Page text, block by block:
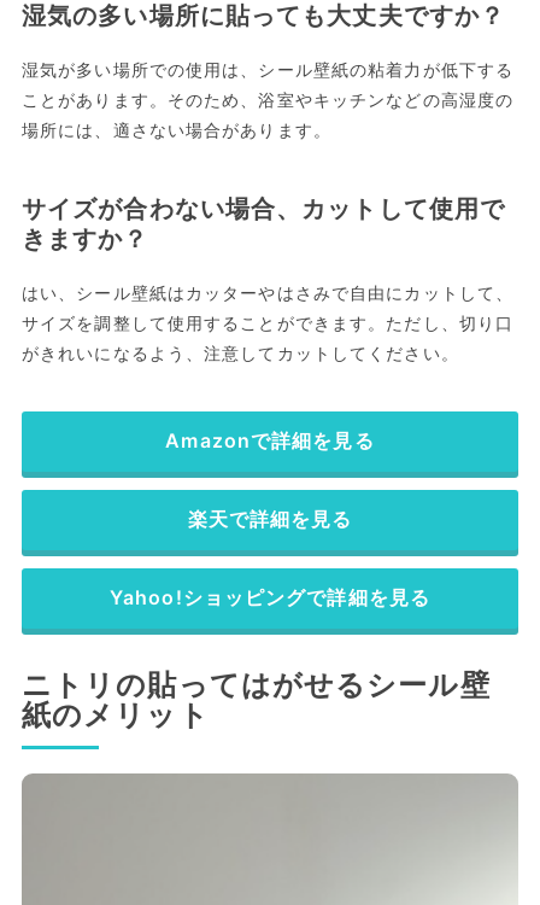
湿気の多い場所に貼っても大丈夫ですか？
湿気が多い場所での使用は、シール壁紙の粘着力が低下する
ことがあります。そのため、浴室やキッチンなどの高湿度の
場所には、適さない場合があります。
サイズが合わない場合、カットして使用で
きますか？
はい、シール壁紙はカッターやはさみで自由にカットして、
サイズを調整して使用することができます。ただし、切り口
がきれいになるよう、注意してカットしてください。
Amazonで詳細を見る
楽天で詳細を見る
Yahoo!ショッピングで詳細を見る
ニトリの貼ってはがせるシール壁
紙のメリット